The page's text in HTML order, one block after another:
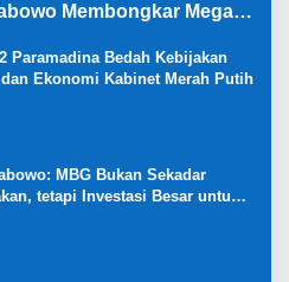
Membongkar Mega
Paramadina Bedah Kebijakan
Ekonomi Kabinet Merah Putih
MBG Bukan Sekadar
tetapi Investasi Besar untuk